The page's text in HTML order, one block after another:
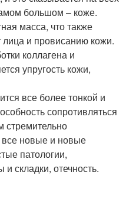
большом – коже.
масса, что также
и провисанию кожи.
коллагена и
упругость кожи,
все более тонкой и
сопротивляться
стремительно
новые и новые
патологии,
складки, отечность.